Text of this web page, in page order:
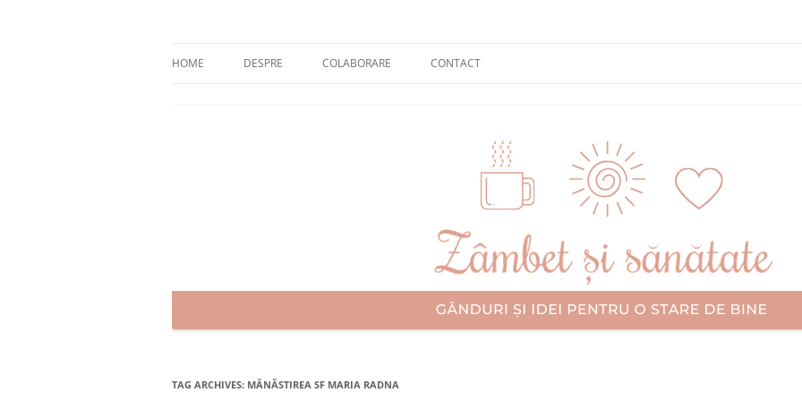
HOME DESPRE COLABORARE CONTACT
TAG ARCHIVES: MĂNĂSTIREA SF MARIA RADNA